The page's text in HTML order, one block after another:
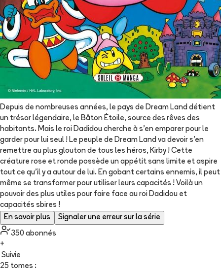
Depuis de nombreuses années, le pays de Dream Land détient
un trésor légendaire, le Bâton Étoile, source des rêves des
habitants. Mais le roi Dadidou cherche à s’en emparer pour le
garder pour lui seul ! Le peuple de Dream Land va devoir s’en
remettre au plus glouton de tous les héros, Kirby ! Cette
créature rose et ronde possède un appétit sans limite et aspire
tout ce qu’il y a autour de lui. En gobant certains ennemis, il peut
même se transformer pour utiliser leurs capacités ! Voilà un
pouvoir des plus utiles pour faire face au roi Dadidou et
capacités sbires !
En savoir plus
Signaler une erreur sur la série
350 abonnés
+
Suivie
25 tomes :